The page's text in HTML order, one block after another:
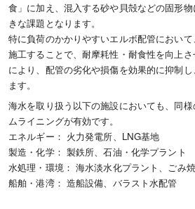
食」に加え、混入する砂や貝殻などの固形
きな課題となります。
特に負荷のかかりやすいエルボ配管におい
施工することで、耐摩耗性・耐食性を向上
により、配管の劣化や損傷を効果的に抑制
ます。
海水を取り扱う以下の施設においても、同
ムライニングが有効です。
エネルギー： 火力発電所、LNG基地
製造・化学： 製鉄所、石油・化学プラント
水処理・環境： 海水淡水化プラント、ごみ
船舶・港湾： 造船設備、バラスト水配管